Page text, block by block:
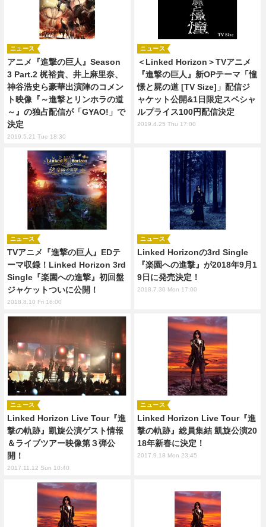
アニメ『進撃の巨人』Season
3 Part.2 梶裕貴、井上麻里奈、
神谷浩史ら豪華出演陣のコメン
ト映像『～進撃とリンホラの道
～』の独占配信が「GYAO!」で
決定
ニュース
2019.5.21 Tue 18:30
＜Linked Horizon＞TVアニメ
『進撃の巨人』新OPテーマ「憧
憬と屍の道 [TV Size]」配信ジ
ャケット公開&1日限定スペシャ
ルプライス100円配信決定
ニュース
2019.4.25 Thu 17:00
TVアニメ『進撃の巨人』EDテ
ーマ収録！Linked Horizon 3rd
Single『楽園への進撃』初回盤
ジャケットついに公開！
ニュース
2018.8.10 Fri 16:00
Linked Horizonの3rd Single
『楽園への進撃』が2018年9月1
9日に発売決定！
ニュース
2018.7.30 Mon 17:00
Linked Horizon Live Tour『進
撃の軌跡』凱旋公演ゲスト情報
＆ライブツアー映像第３弾公
開！
ニュース
2017.11.12 Sun 10:40
Linked Horizon Live Tour『進
撃の軌跡』総員集結 凱旋公演20
18年新春に決定！
ニュース
2017.9.18 Mon 23:45